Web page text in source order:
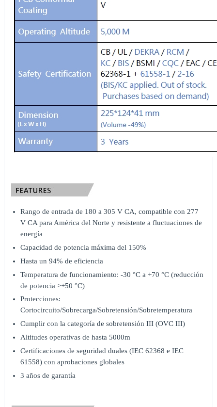
Rango de entrada de 180 a 305 V CA, compatible con 277
V CA para América del Norte y resistente a fluctuaciones de
energía
Capacidad de potencia máxima del 150%
Hasta un 94% de eficiencia
Temperatura de funcionamiento: -30 °C a +70 °C (reducción
de potencia >+50 °C)
Protecciones:
Cortocircuito/Sobrecarga/Sobretensión/Sobretemperatura
Cumplir con la categoría de sobretensión III (OVC III)
Altitudes operativas de hasta 5000m
Certificaciones de seguridad duales (IEC 62368 e IEC
61558) con aprobaciones globales
3 años de garantía